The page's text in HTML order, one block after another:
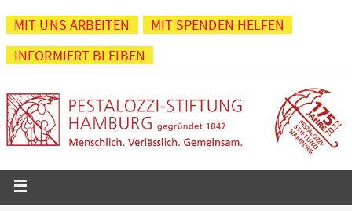
Zum
Inhalt
springen
MIT UNS ARBEITEN
MIT SPENDEN HELFEN
INFORMIERT BLEIBEN